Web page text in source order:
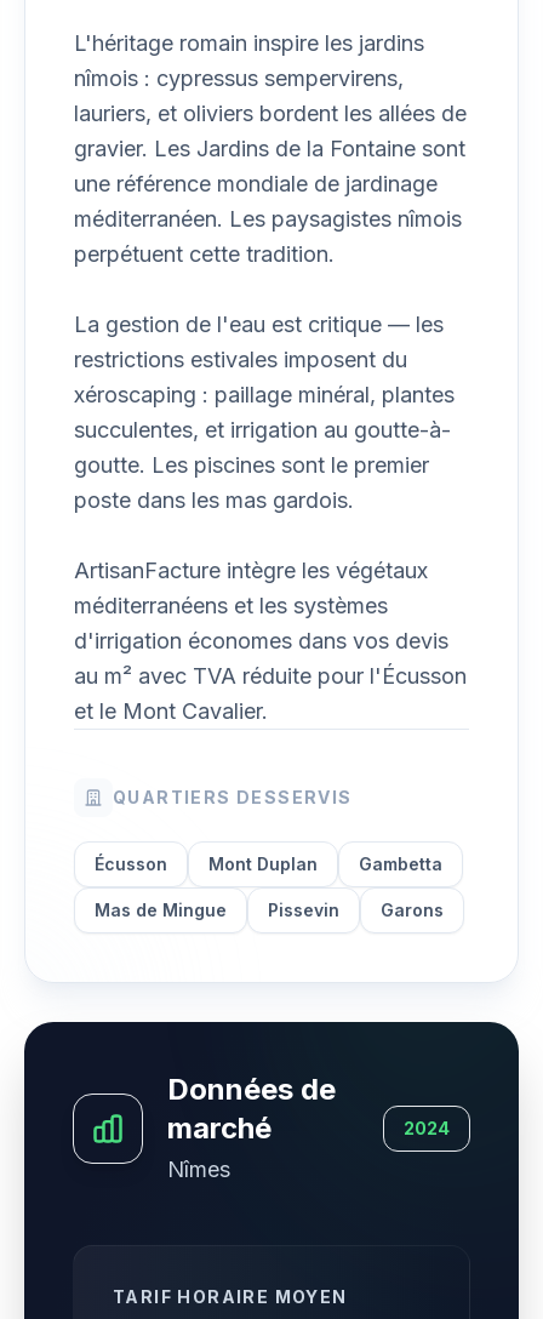
L'héritage romain inspire les jardins
nîmois : cypressus sempervirens,
lauriers, et oliviers bordent les allées de
gravier. Les Jardins de la Fontaine sont
une référence mondiale de jardinage
méditerranéen. Les paysagistes nîmois
perpétuent cette tradition.
La gestion de l'eau est critique — les
restrictions estivales imposent du
xéroscaping : paillage minéral, plantes
succulentes, et irrigation au goutte-à-
goutte. Les piscines sont le premier
poste dans les mas gardois.
ArtisanFacture intègre les végétaux
méditerranéens et les systèmes
d'irrigation économes dans vos devis
au m² avec TVA réduite pour l'Écusson
et le Mont Cavalier.
QUARTIERS DESSERVIS
Écusson Mont Duplan Gambetta
Mas de Mingue Pissevin Garons
Données de
marché
Nîmes
2024
TARIF HORAIRE MOYEN